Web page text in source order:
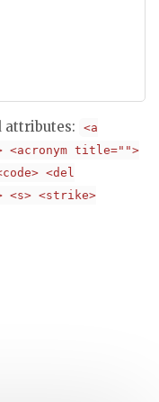
attributes:
<a
title="">
<del
<s> <strike>